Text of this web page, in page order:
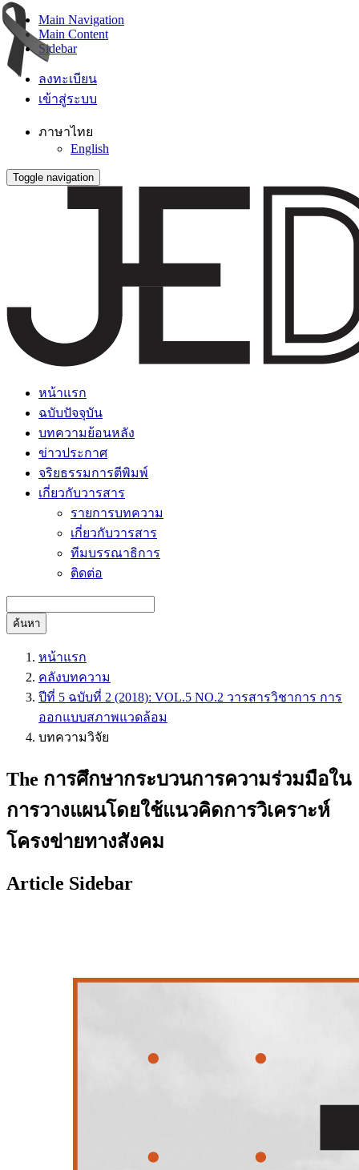
Main Navigation
Main Content
Sidebar
ลงทะเบียน
เข้าสู่ระบบ
ภาษาไทย
English
Toggle navigation
หน้าแรก
ฉบับปัจจุบัน
บทความย้อนหลัง
ข่าวประกาศ
จริยธรรมการตีพิมพ์
เกี่ยวกับวารสาร
รายการบทความ
เกี่ยวกับวารสาร
ทีมบรรณาธิการ
ติดต่อ
ค้นหา
หน้าแรก
คลังบทความ
ปีที่ 5 ฉบับที่ 2 (2018): VOL.5 NO.2 วารสารวิชาการ การ
ออกแบบสภาพแวดล้อม
บทความวิจัย
The การศึกษากระบวนการความร่วมมือใน
การวางแผนโดยใช้แนวคิดการวิเคราะห์
โครงข่ายทางสังคม
Article Sidebar